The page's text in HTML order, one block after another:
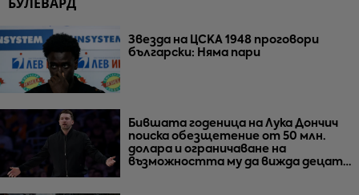
Звезда на ЦСКА 1948 проговори
български: Няма пари
Бившата годеница на Лука Дончич
поиска обезщетение от 50 млн.
долара и ограничаване на
възможността му да вижда децата